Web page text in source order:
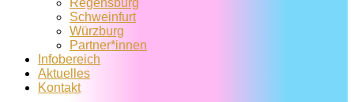
Regensburg
Schweinfurt
Würzburg
Partner*innen
Infobereich
Aktuelles
Kontakt